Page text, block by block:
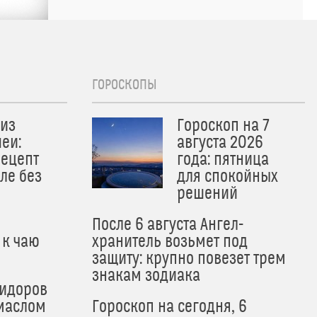
без
чаю
ГОРОСКОПЫ
Гороскоп на 7
августа 2026
года: пятница
для спокойных
решений
После 6 августа Ангел-
хранитель возьмет под
защиту: крупно повезет трем
знакам зодиака
Гороскоп на сегодня, 6